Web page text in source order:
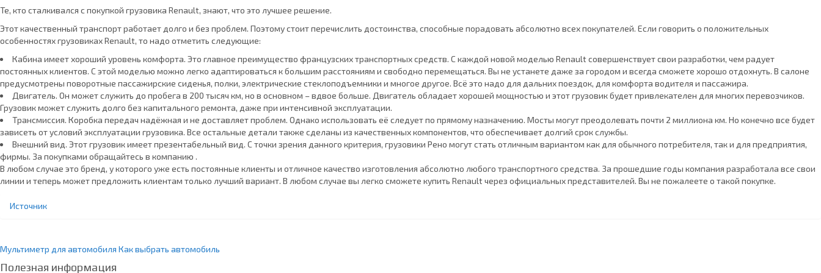
Те, кто сталкивался с покупкой грузовика Renault, знают, что это лучшее решение.
Этот качественный транспорт работает долго и без проблем. Поэтому стоит перечислить достоинства, способные порадовать абсолютно всех покупателей. Если говорить о положительных
особенностях грузовиках Renault, то надо отметить следующие:
Кабина имеет хороший уровень комфорта. Это главное преимущество французских транспортных средств. С каждой новой моделью Renault совершенствует свои разработки, чем радует
постоянных клиентов. С этой моделью можно легко адаптироваться к большим расстояниям и свободно перемещаться. Вы не устанете даже за городом и всегда сможете хорошо отдохнуть. В салоне
предусмотрены поворотные пассажирские сиденья, полки, электрические стеклоподъемники и многое другое. Всё это надо для дальних поездок, для комфорта водителя и пассажира.
Двигатель. Он может служить до пробега в 200 тысяч км, но в основном – вдвое больше. Двигатель обладает хорошей мощностью и этот грузовик будет привлекателен для многих перевозчиков.
Грузовик может служить долго без капитального ремонта, даже при интенсивной эксплуатации.
Трансмиссия. Коробка передач надёжная и не доставляет проблем. Однако использовать её следует по прямому назначению. Мосты могут преодолевать почти 2 миллиона км. Но конечно все будет
зависеть от условий эксплуатации грузовика. Все остальные детали также сделаны из качественных компонентов, что обеспечивает долгий срок службы.
Внешний вид. Этот грузовик имеет презентабельный вид. С точки зрения данного критерия, грузовики Рено могут стать отличным вариантом как для обычного потребителя, так и для предприятия,
фирмы. За покупками обращайтесь в компанию .
В любом случае это бренд, у которого уже есть постоянные клиенты и отличное качество изготовления абсолютно любого транспортного средства. За прошедшие годы компания разработала все свои
линии и теперь может предложить клиентам только лучший вариант. В любом случае вы легко сможете купить Renault через официальных представителей. Вы не пожалеете о такой покупке.
Источник
Мультиметр для автомобиля Как выбрать автомобиль
Полезная информация